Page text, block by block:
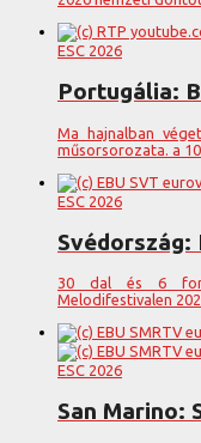
ESC 2026
Portugália:
Ma hajnalban
műsorsorozata. a
ESC 2026
Svédország:
30 dal és 6
Melodifestivalen
ESC 2026
San Marino: